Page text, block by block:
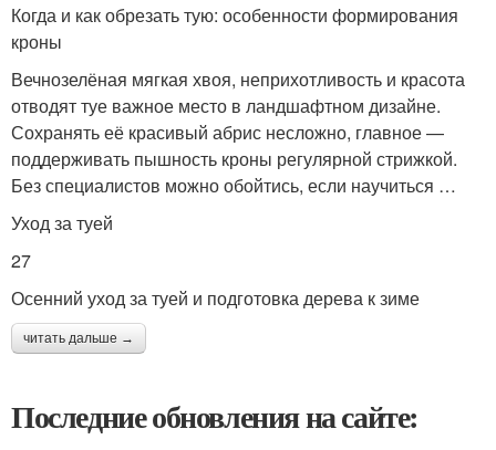
Когда и как обрезать тую: особенности формирования
кроны
Вечнозелёная мягкая хвоя, неприхотливость и красота
отводят туе важное место в ландшафтном дизайне.
Сохранять её красивый абрис несложно, главное —
поддерживать пышность кроны регулярной стрижкой.
Без специалистов можно обойтись, если научиться …
Уход за туей
27
Осенний уход за туей и подготовка дерева к зиме
читать дальше →
Последние обновления на сайте: